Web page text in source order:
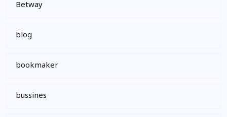
Betway
blog
bookmaker
bussines